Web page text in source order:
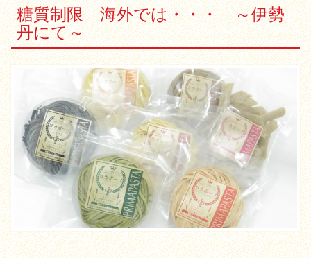
糖質制限 海外では・・・ ～伊勢
丹にて～